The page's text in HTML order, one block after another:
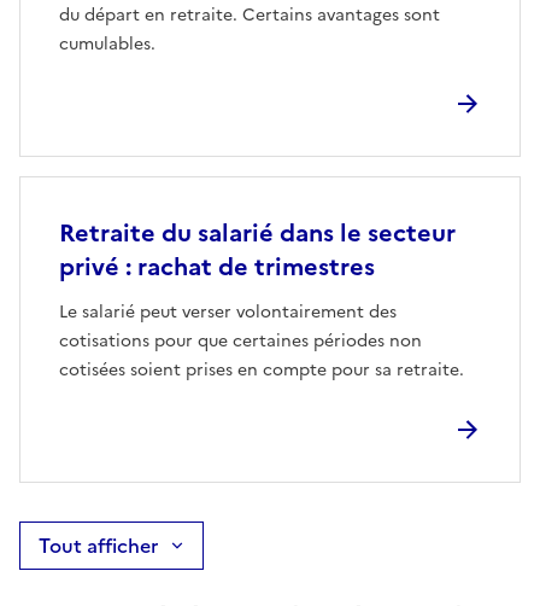
du départ en retraite. Certains avantages sont
cumulables.
Retraite du salarié dans le secteur
privé : rachat de trimestres
Le salarié peut verser volontairement des
cotisations pour que certaines périodes non
cotisées soient prises en compte pour sa retraite.
Tout afficher